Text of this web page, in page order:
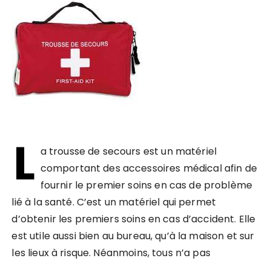
L a trousse de secours est un matériel
comportant des accessoires médical afin de
fournir le premier soins en cas de problème
lié à la santé. C’est un matériel qui permet
d’obtenir les premiers soins en cas d’accident. Elle
est utile aussi bien au bureau, qu’à la maison et sur
les lieux à risque. Néanmoins, tous n’a pas